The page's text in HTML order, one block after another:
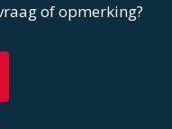
of opmerking?